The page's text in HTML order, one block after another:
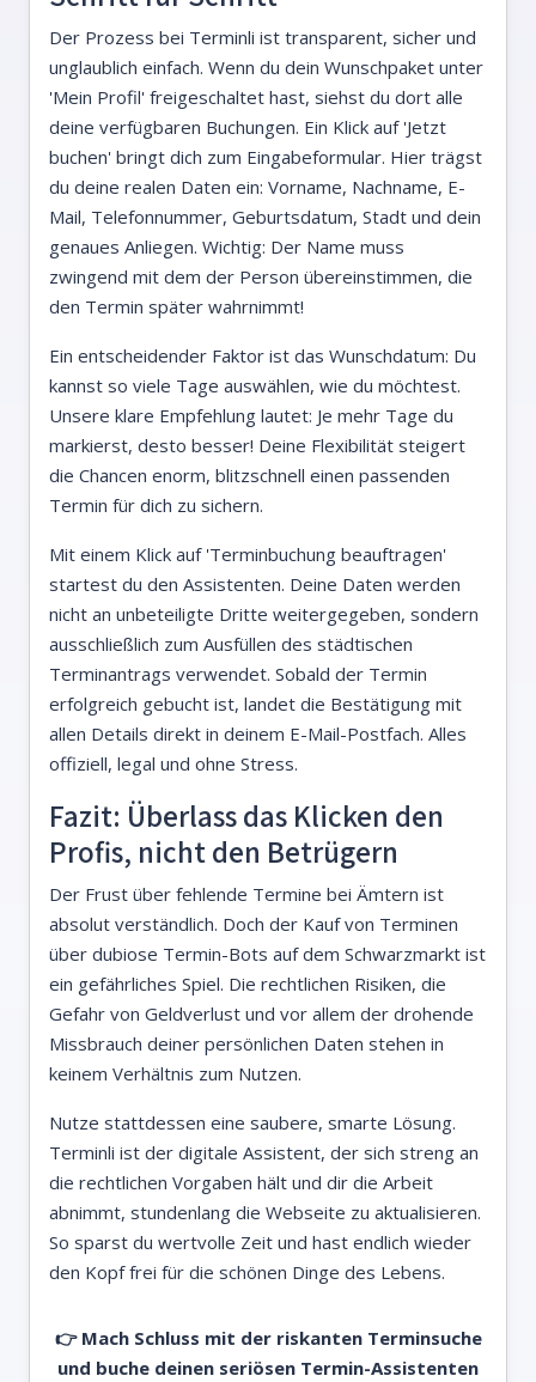
Der Prozess bei Terminli ist transparent, sicher und
unglaublich einfach. Wenn du dein Wunschpaket unter
'Mein Profil' freigeschaltet hast, siehst du dort alle
deine verfügbaren Buchungen. Ein Klick auf 'Jetzt
buchen' bringt dich zum Eingabeformular. Hier trägst
du deine realen Daten ein: Vorname, Nachname, E-
Mail, Telefonnummer, Geburtsdatum, Stadt und dein
genaues Anliegen. Wichtig: Der Name muss
zwingend mit dem der Person übereinstimmen, die
den Termin später wahrnimmt!
Ein entscheidender Faktor ist das Wunschdatum: Du
kannst so viele Tage auswählen, wie du möchtest.
Unsere klare Empfehlung lautet: Je mehr Tage du
markierst, desto besser! Deine Flexibilität steigert
die Chancen enorm, blitzschnell einen passenden
Termin für dich zu sichern.
Mit einem Klick auf 'Terminbuchung beauftragen'
startest du den Assistenten. Deine Daten werden
nicht an unbeteiligte Dritte weitergegeben, sondern
ausschließlich zum Ausfüllen des städtischen
Terminantrags verwendet. Sobald der Termin
erfolgreich gebucht ist, landet die Bestätigung mit
allen Details direkt in deinem E-Mail-Postfach. Alles
offiziell, legal und ohne Stress.
Fazit: Überlass das Klicken den
Profis, nicht den Betrügern
Der Frust über fehlende Termine bei Ämtern ist
absolut verständlich. Doch der Kauf von Terminen
über dubiose Termin-Bots auf dem Schwarzmarkt ist
ein gefährliches Spiel. Die rechtlichen Risiken, die
Gefahr von Geldverlust und vor allem der drohende
Missbrauch deiner persönlichen Daten stehen in
keinem Verhältnis zum Nutzen.
Nutze stattdessen eine saubere, smarte Lösung.
Terminli ist der digitale Assistent, der sich streng an
die rechtlichen Vorgaben hält und dir die Arbeit
abnimmt, stundenlang die Webseite zu aktualisieren.
So sparst du wertvolle Zeit und hast endlich wieder
den Kopf frei für die schönen Dinge des Lebens.
👉 Mach Schluss mit der riskanten Terminsuche
und buche deinen seriösen Termin-Assistenten